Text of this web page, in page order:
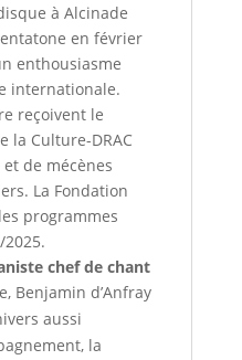
à Alcinade
en février
enthousiasme
internationale.
reçoivent le
la Culture-DRAC
de mécènes
La Fondation
programmes
chef de chant
Benjamin d’Anfray
aussi
la